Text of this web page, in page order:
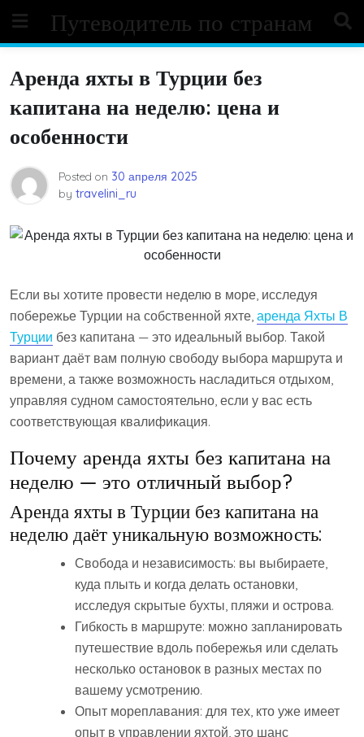
content
Путеводитель по странам
Аренда яхты в Турции без
капитана на неделю: цена и
особенности
Posted on 30 апреля 2025
by travelini_ru
Если вы хотите провести неделю в море, исследуя
побережье Турции на собственной яхте, аренда Яхты В
Турции без капитана — это идеальный выбор. Такой
вариант даёт вам полную свободу выбора маршрута и
времени, а также возможность насладиться отдыхом,
управляя судном самостоятельно, если у вас есть
соответствующая квалификация.
Почему аренда яхты без капитана на
неделю — это отличный выбор?
Аренда яхты в Турции без капитана на
неделю даёт уникальную возможность:
Свобода и независимость: вы выбираете,
куда плыть и когда делать остановки,
исследуя скрытые бухты, пляжи и острова.
Гибкость в маршруте: можно запланировать
путешествие вдоль побережья или сделать
несколько остановок в разных местах по
вашему усмотрению.
Опыт мореплавания: для тех, кто уже имеет
опыт в управлении яхтой, это шанс